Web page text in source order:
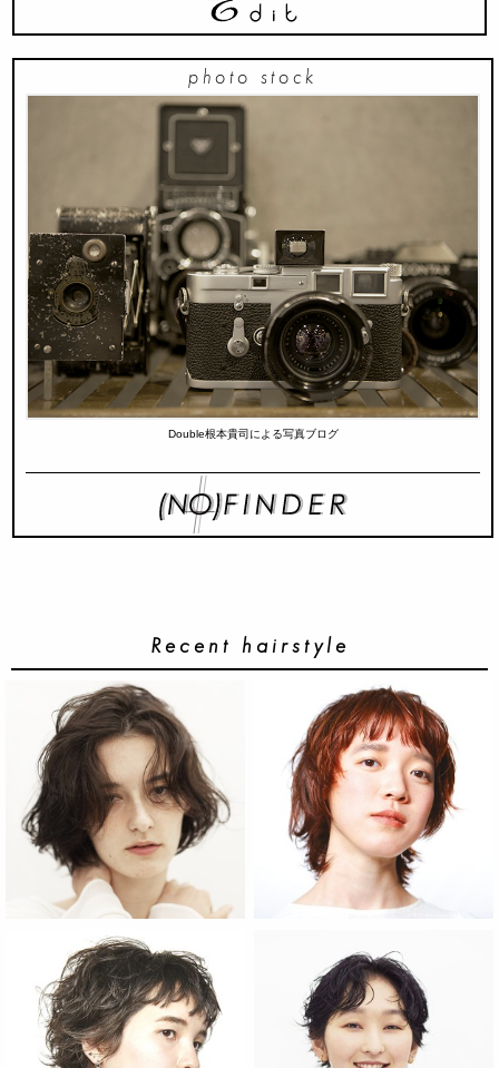
photo stock
Double根本貴司による写真ブログ
Recent hairstyle